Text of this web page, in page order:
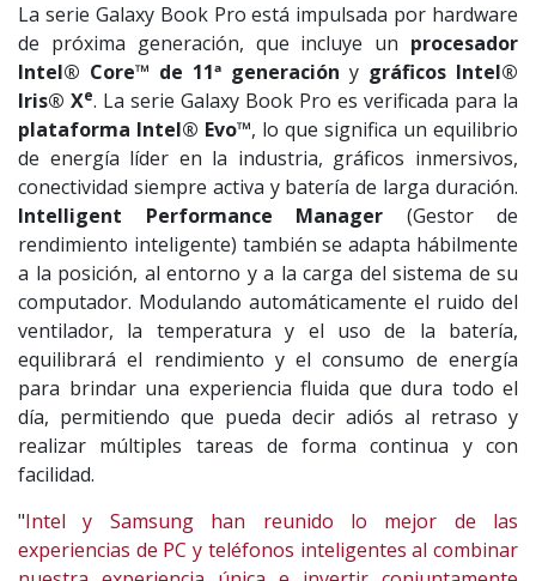
La serie Galaxy Book Pro está impulsada por hardware
de próxima generación, que incluye un procesador
Intel® Core™ de 11ª generación y gráficos Intel®
Iris® Xe. La serie Galaxy Book Pro es verificada para la
plataforma Intel® Evo™, lo que significa un equilibrio
de energía líder en la industria, gráficos inmersivos,
conectividad siempre activa y batería de larga duración.
Intelligent Performance Manager (Gestor de
rendimiento inteligente) también se adapta hábilmente
a la posición, al entorno y a la carga del sistema de su
computador. Modulando automáticamente el ruido del
ventilador, la temperatura y el uso de la batería,
equilibrará el rendimiento y el consumo de energía
para brindar una experiencia fluida que dura todo el
día, permitiendo que pueda decir adiós al retraso y
realizar múltiples tareas de forma continua y con
facilidad.
"Intel y Samsung han reunido lo mejor de las
experiencias de PC y teléfonos inteligentes al combinar